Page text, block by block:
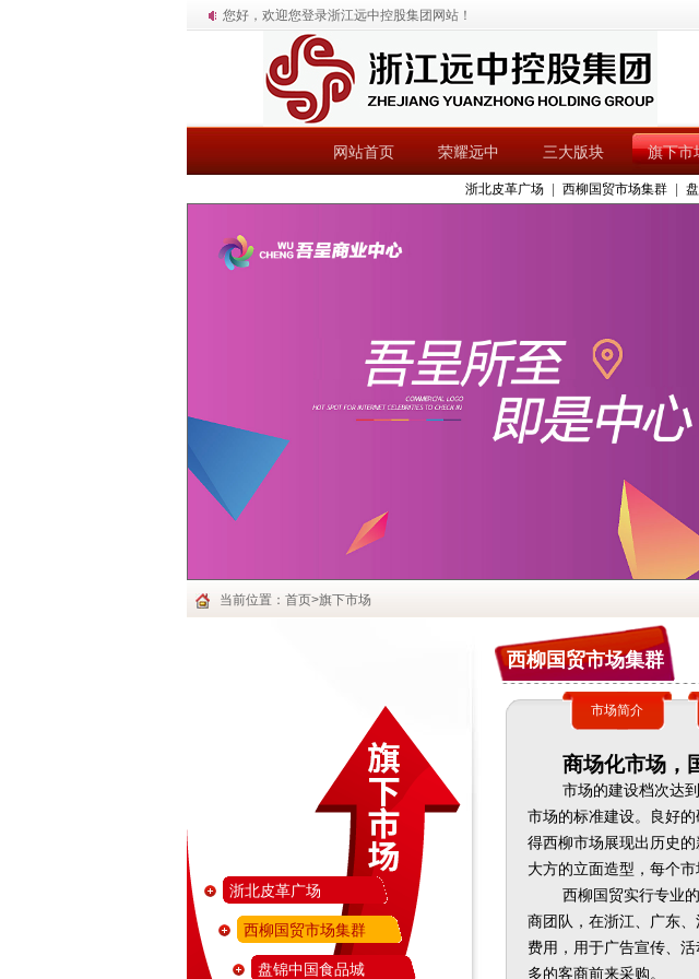
您好，欢迎您登录浙江远中控股集团网站！
网站首页 荣耀远中 三大版块 旗下市
浙北皮革广场 西柳国贸市场集群
当前位置：首页>旗下市场
浙北皮革广场
西柳国贸市场集群
盘锦中国食品城
西柳国贸市场集群
市场简介
商场化市场，
市场的建设档次达
市场的标准建设。良好
得西柳市场展现出历史
大方的立面造型，每个
西柳国贸实行专业
商团队，在浙江、广东
费用，用于广告宣传、
多的客商前来采购。